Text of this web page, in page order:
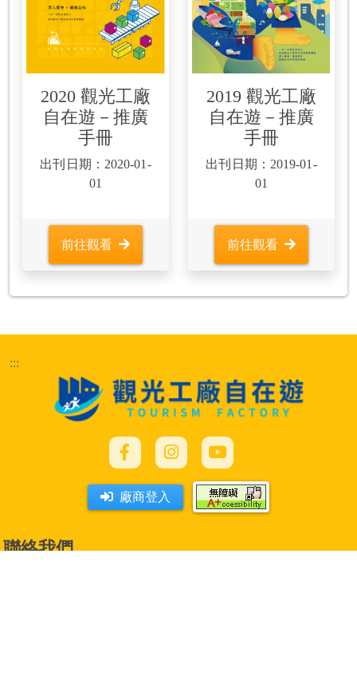
2020 觀光工廠
自在遊－推廣
手冊
出刊日期：2020-01-
01
前往觀看
2019 觀光工廠
自在遊－推廣
手冊
出刊日期：2019-01-
01
前往觀看
:::
廠商登入
聯絡我們